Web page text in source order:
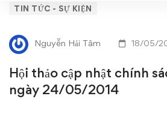
Hội
thảo
cập
nhật
TIN TỨC - SỰ KIỆN
Nguyễn Hải Tâm 18/05/
Hội thảo cập nhật chính
ngày 24/05/2014